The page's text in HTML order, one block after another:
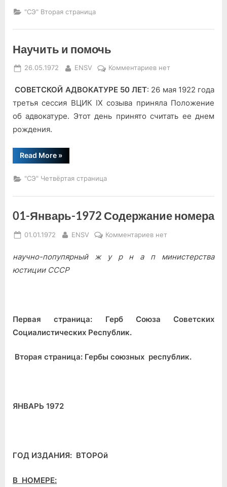
законности”
"СЭ" Вторая страница
Научить и помочь
Posted
26.05.1972 By
ENSV Комментариевк
Научить
и
нет
СОВЕТСКОЙ АДВОКАТУРЕ 50 ЛЕТ: 26 мая 1922 года
третья сессия ВЦИК IX созыва приняла Положение
об адвокатуре. Этот день принято считать ее днем
рождения.
Read More“Научить
и
»
"СЭ" Четвёртая страница
01-Январь-1972 Содержание номера
Posted
01.01.1972 By
ENSV Комментариевк
01-
нет
научно-попупярный ж у р н а п министерства
юстиции СССР
Первая страница: Герб Союза Советских
Социалистических Республик.
Вторая страница: Гербы союзных республик.
ЯНВАРЬ 1972
ГОД ИЗДАНИЯ: ВТОРОй
В НОМЕРЕ: